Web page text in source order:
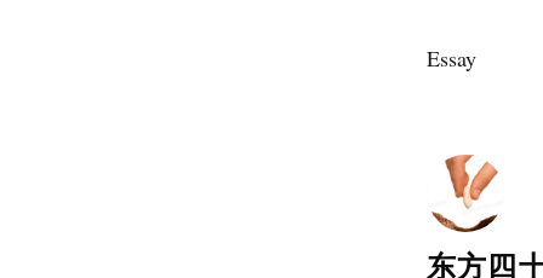
Essay
东方四